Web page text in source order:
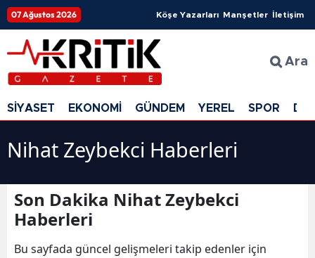
07 Ağustos 2026 Köşe Yazarları Manşetler İletişim
Ara
SİYASET EKONOMİ GÜNDEM YEREL SPOR
Nihat Zeybekci Haberleri
Son Dakika Nihat Zeybekci
Haberleri
Bu sayfada güncel gelişmeleri takip edenler için